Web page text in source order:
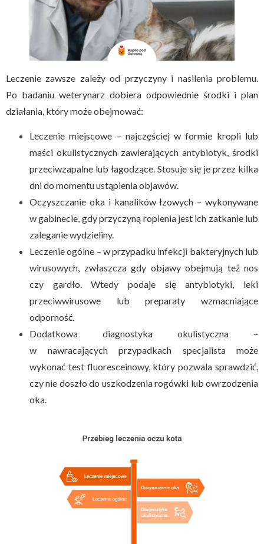
Leczenie zawsze zależy od przyczyny i nasilenia problemu.
Po badaniu weterynarz dobiera odpowiednie środki i plan
działania, który może obejmować:
Leczenie miejscowe – najczęściej w formie kropli lub
maści okulistycznych zawierających antybiotyk, środki
przeciwzapalne lub łagodzące. Stosuje się je przez kilka
dni do momentu ustąpienia objawów.
Oczyszczanie oka i kanalików łzowych – wykonywane
w gabinecie, gdy przyczyną ropienia jest ich zatkanie lub
zaleganie wydzieliny.
Leczenie ogólne – w przypadku infekcji bakteryjnych lub
wirusowych, zwłaszcza gdy objawy obejmują też nos
czy gardło. Wtedy podaje się antybiotyki, leki
przeciwwirusowe lub preparaty wzmacniające
odporność.
Dodatkowa diagnostyka okulistyczna –
w nawracających przypadkach specjalista może
wykonać test fluoresceinowy, który pozwala sprawdzić,
czy nie doszło do uszkodzenia rogówki lub owrzodzenia
oka.